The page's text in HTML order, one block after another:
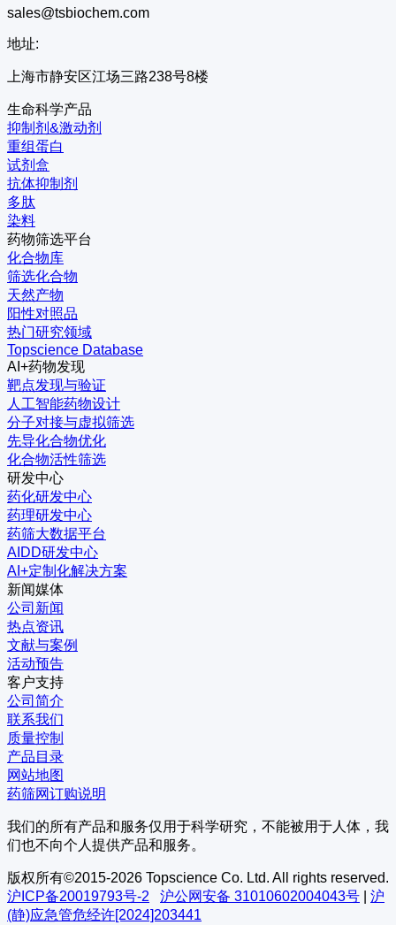
sales@tsbiochem.com
地址:
上海市静安区江场三路238号8楼
生命科学产品
抑制剂&激动剂
重组蛋白
试剂盒
抗体抑制剂
多肽
染料
药物筛选平台
化合物库
筛选化合物
天然产物
阳性对照品
热门研究领域
Topscience Database
AI+药物发现
靶点发现与验证
人工智能药物设计
分子对接与虚拟筛选
先导化合物优化
化合物活性筛选
研发中心
药化研发中心
药理研发中心
药筛大数据平台
AIDD研发中心
AI+定制化解决方案
新闻媒体
公司新闻
热点资讯
文献与案例
活动预告
客户支持
公司简介
联系我们
质量控制
产品目录
网站地图
药筛网订购说明
我们的所有产品和服务仅用于科学研究，不能被用于人体，我
们也不向个人提供产品和服务。
版权所有©2015-2026 Topscience Co. Ltd. All rights reserved.
沪ICP备20019793号-2
沪公网安备 31010602004043号
沪
(静)应急管危经许[2024]203441